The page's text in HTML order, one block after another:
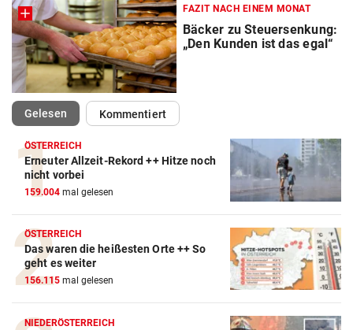
FAZIT NACH EINEM MONAT
Bäcker zu Steuersenkung:
„Den Kunden ist das egal“
Gelesen(ausgewählt)Kommentiert
ÖSTERREICH
Erneuter Allzeit-Rekord ++ Hitze noch
nicht vorbei
159.004 mal gelesen
ÖSTERREICH
Das waren die heißesten Orte ++ So
geht es weiter
156.115 mal gelesen
NIEDERÖSTERREICH